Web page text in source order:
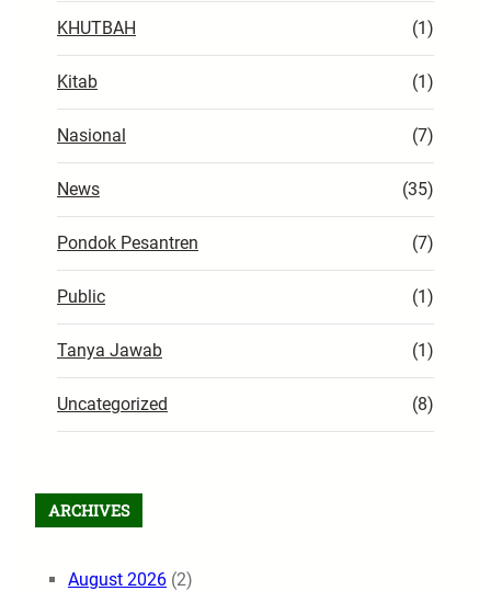
KHUTBAH (1)
Kitab (1)
Nasional (7)
News (35)
Pondok Pesantren (7)
Public (1)
Tanya Jawab (1)
Uncategorized (8)
ARCHIVES
August 2026 (2)